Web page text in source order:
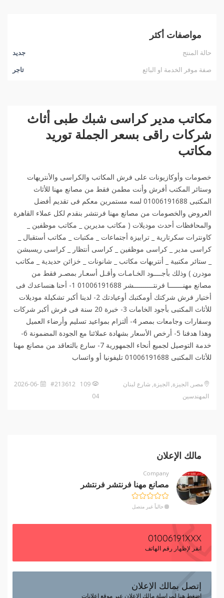
مواصفات أكثر
حالة المنتج
جديد
صفة موفر الخدمة او البائع
تاجر
مكاتب مدير كراسى شبك طبى أثاث
شركات راقى بسعر الجملة توريد
مكاتب
خصومات وأوكازيونات على فرش المكاتب والكراسى والأنتريهات
وستائر المكتب أفرش وأنت مطمن فقط من مصانع مهنا للأثاث
المكتبى 01006191688 لسه مستمرين معكم فى تقديم أفضل
العروض والخصومات من مصانع مهنا فرنتشر بنقدم لكل عملاء القاهرة
والمحافظات أحدث موديلات ( مكاتب مديرين _ مكاتب موظفين _
كاونترات سكرتارية _ ترابيزة أجتماعات _ مكتبات _ مكاتب أستقبال _
كراسى مدير _ كراسى موظفين _ كراسى أنتظار _ كراسى ريسبشن
_ ستائر مكتبية _ أنتريهات مكاتب _ شانونات _ خزائن حديدية _ مكاتب
مودرن ) وذلك بأجــــود الخـامـات وأقـل أسعـار بمصـر فقط من
مصانع مهنـــــــا فرنتــــــــــشر 01006191688 1- أحنا هنساعدك فى
أختيار فرش شركتك أومكتبك أوعيادتك 2- لدينا أكبر تشكيلة موديلات
للأثاث المكتبى بأجود الخامات 3- خبرة 20 سنة فى فرش أكبر شركات
وسفارات وجامعات بمصر 4- ألتزام بمواعيد تسليم وأرضاء العميل
وهذا هدفنا 5- أرخص الأسعار بشهادة عملائنا مع الجودة المضمونة 6-
خدمة التوصيل لجميع أنحاء الجمهورية 7- سارع بالتعاقد من مصانع مهنا
للأثاث المكتبى 01006191688 تليفونيا أو واتساب️
مصر, الجيزة, الجيزة, شارع لبنان
المهندسين
109 #213612
2026-06-
04
مالك الإعلان
Company
مصانع مهنا فرنتشر فرنتشر
حالياً غير متصل
01006191XXX
انقر لإظهار رقم الهاتف
إتصل بمالك الإعلان
إضغط هنا لمراسلة مالك الإعلان عبر موقع إعلانات